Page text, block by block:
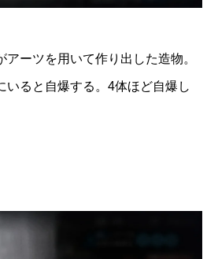
ーツを用いて作り出した造物。
いると自爆する。4体ほど自爆し